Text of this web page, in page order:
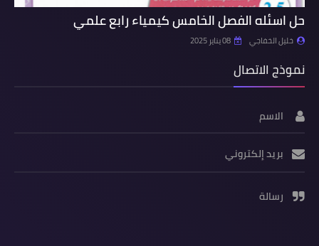
حل اسئله الفصل الخامس كيمياء رابع علمي
خليل الخفاجي 08 يناير 2025
نموذج الاتصال
الاسم
بريد إلكتروني
رسالة